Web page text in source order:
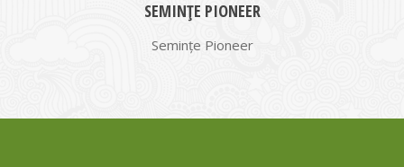
SEMINȚE PIONEER
Semințe Pioneer